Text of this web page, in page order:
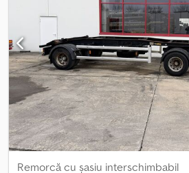
Remorcă cu șasiu interschimbabil